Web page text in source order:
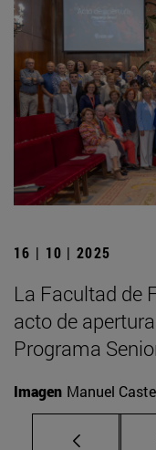
16 | 10 | 2025
La Facultad de
acto de
Programa
Imagen Manuel